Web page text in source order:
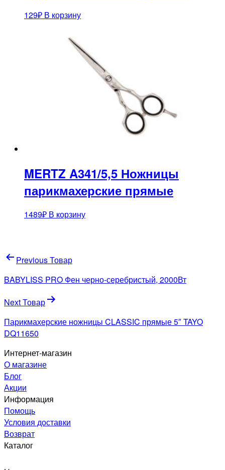
129₽ В корзину
MERTZ A341/5,5 Ножницы
парикмахерские прямые
1489₽ В корзину
Навигация
по
записям
Previous Товар
BABYLISS PRO Фен черно-серебристый, 2000Вт
Next Товар
Парикмахерские ножницы CLASSIC прямые 5″ TAYO
DQ11650
Интернет-магазин
О магазине
Блог
Акции
Информация
Помощь
Условия доставки
Возврат
Каталог